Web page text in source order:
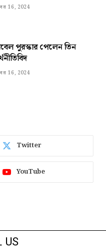
16, 2024
পুরস্কার পেলেন তিন
16, 2024
Twitter
YouTube
US